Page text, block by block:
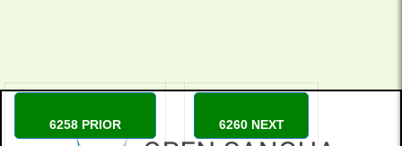
6258 PRIOR 6260 NEXT